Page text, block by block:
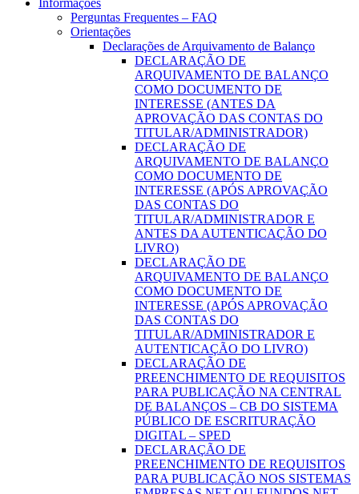
Informações
Perguntas Frequentes – FAQ
Orientações
Declarações de Arquivamento de Balanço
DECLARAÇÃO DE
ARQUIVAMENTO DE BALANÇO
COMO DOCUMENTO DE
INTERESSE (ANTES DA
APROVAÇÃO DAS CONTAS DO
TITULAR/ADMINISTRADOR)
DECLARAÇÃO DE
ARQUIVAMENTO DE BALANÇO
COMO DOCUMENTO DE
INTERESSE (APÓS APROVAÇÃO
DAS CONTAS DO
TITULAR/ADMINISTRADOR E
ANTES DA AUTENTICAÇÃO DO
LIVRO)
DECLARAÇÃO DE
ARQUIVAMENTO DE BALANÇO
COMO DOCUMENTO DE
INTERESSE (APÓS APROVAÇÃO
DAS CONTAS DO
TITULAR/ADMINISTRADOR E
AUTENTICAÇÃO DO LIVRO)
DECLARAÇÃO DE
PREENCHIMENTO DE REQUISITOS
PARA PUBLICAÇÃO NA CENTRAL
DE BALANÇOS – CB DO SISTEMA
PÚBLICO DE ESCRITURAÇÃO
DIGITAL – SPED
DECLARAÇÃO DE
PREENCHIMENTO DE REQUISITOS
PARA PUBLICAÇÃO NOS SISTEMAS